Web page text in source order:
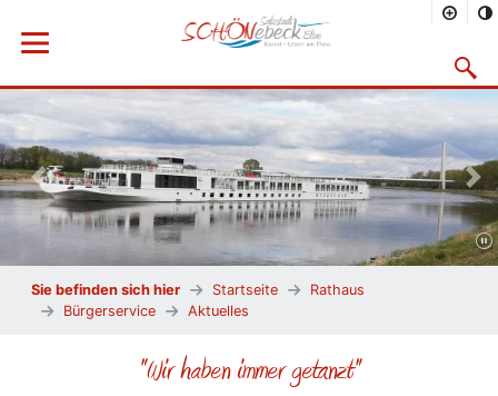
Menü öffnen
Vorheriges Bild
Sie befinden sich hier Startseite
Rathaus
Bürgerservice
Aktuelles
"Wir haben immer getanzt"